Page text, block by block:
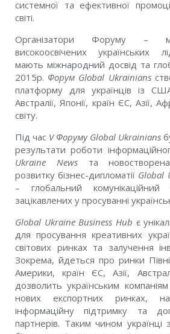
системної та ефективної
світі.
Організатори Форуму –
високоосвічених українських
мають міжнародний досвід та
2015р. Форум Global Ukrainians
платформу для українців із
Австралії, Японії, країн ЄС, Азії,
світу.
Під час V Форуму Global Ukrainians
результати роботи
Ukraine News
та
розвитку бізнес-дипломатії Global
– глобальний
зацікавлених у просуванні
Global Ukraine Business Hub є
для просування креативних
світових ринках та залучення
Зокрема, йдеться про ринки
Америки, країн ЄС, Азії,
дозволить українським
нових експортних ринках,
інформаційну підтримку та
партнерів. Таким чином українці